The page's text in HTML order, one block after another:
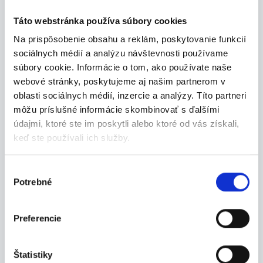
Táto webstránka používa súbory cookies
Na prispôsobenie obsahu a reklám, poskytovanie funkcií
sociálnych médií a analýzu návštevnosti používame
súbory cookie. Informácie o tom, ako používate naše
webové stránky, poskytujeme aj našim partnerom v
oblasti sociálnych médií, inzercie a analýzy. Títo partneri
môžu príslušné informácie skombinovať s ďalšími
údajmi, ktoré ste im poskytli alebo ktoré od vás získali,
keď ste používali ich služby.
súhlasu
Potrebné
Preferencie
Štatistiky
Termín 27.07. Manipulačné
práce vo výrobe s VZV
Hľadáme šikovných chlapcov na pomocné
manipulačn...
Nitra
P. J. Servis, s. r. o.
23.07.2026
Termín 28.07. Manipulačné
manipulačn...